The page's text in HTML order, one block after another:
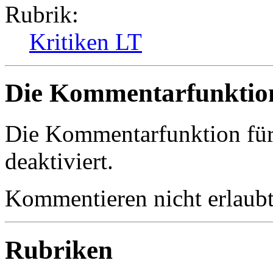
Rubrik:
Kritiken LT
Die
Die Kommentarfunktion
deaktiviert.
Kommentieren nicht
Rubriken